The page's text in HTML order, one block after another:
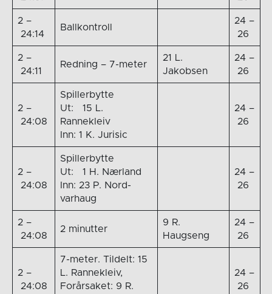
2 –
24:14
Ballkontroll
24 –
26
2 –
24:11
Redning – 7-meter
21 L.
Jakobsen
24 –
26
2 –
24:08
Spillerbytte
Ut: 15 L.
Rannekleiv
Inn: 1 K. Jurisic
24 –
26
2 –
24:08
Spillerbytte
Ut: 1 H. Nærland
Inn: 23 P. Nord-
varhaug
24 –
26
2 –
24:08
2 minutter
9 R.
Haugseng
24 –
26
2 –
24:08
7-meter. Tildelt: 15
L. Rannekleiv,
Forårsaket: 9 R.
24 –
26